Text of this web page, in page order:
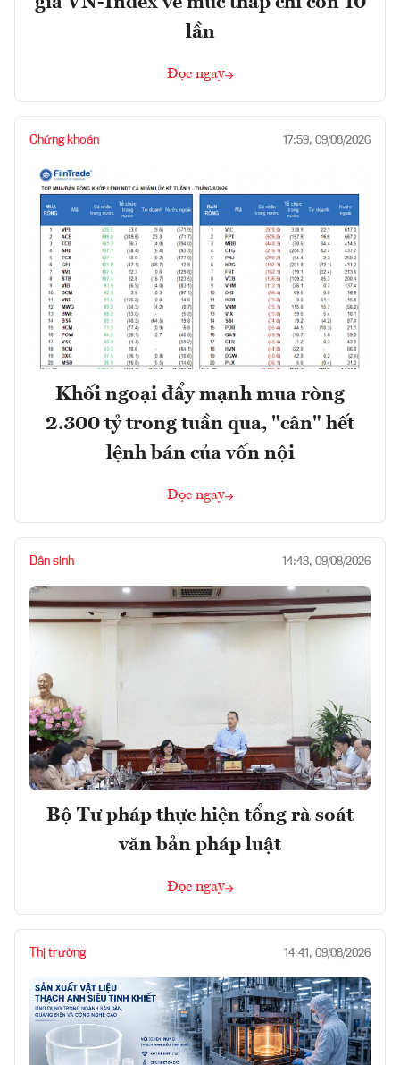
lần
Đọc ngay
Chứng khoán 17:59, 09/08/2026
Khối ngoại đẩy mạnh mua ròng
2.300 tỷ trong tuần qua, "cân" hết
lệnh bán của vốn nội
Đọc ngay
Dân sinh 14:43, 09/08/2026
Bộ Tư pháp thực hiện tổng rà soát
văn bản pháp luật
Đọc ngay
Thị trường 14:41, 09/08/2026